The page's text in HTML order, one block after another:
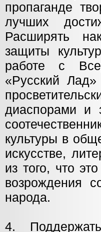
пропаганде
лучших
Расширять
защиты
работе с
«Русский
диаспорами и
культуры в
искусстве,
из того, что
возрождения
народа.
4.